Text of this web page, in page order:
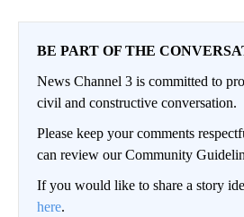
BE PART OF THE
News Channel 3 is committed to
civil and constructive conversation.
Please keep your comments
can review our Community
If you would like to share a story
here.